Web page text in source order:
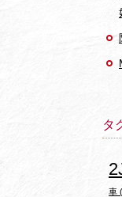
タ
車